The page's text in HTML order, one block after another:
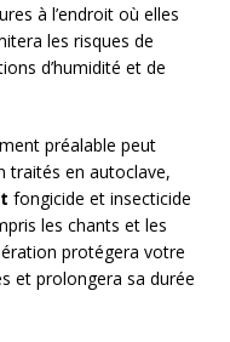
à l’endroit où elles
les risques de
d’humidité et de
préalable peut
traités en autoclave,
fongicide et insecticide
les chants et les
protégera votre
et prolongera sa durée